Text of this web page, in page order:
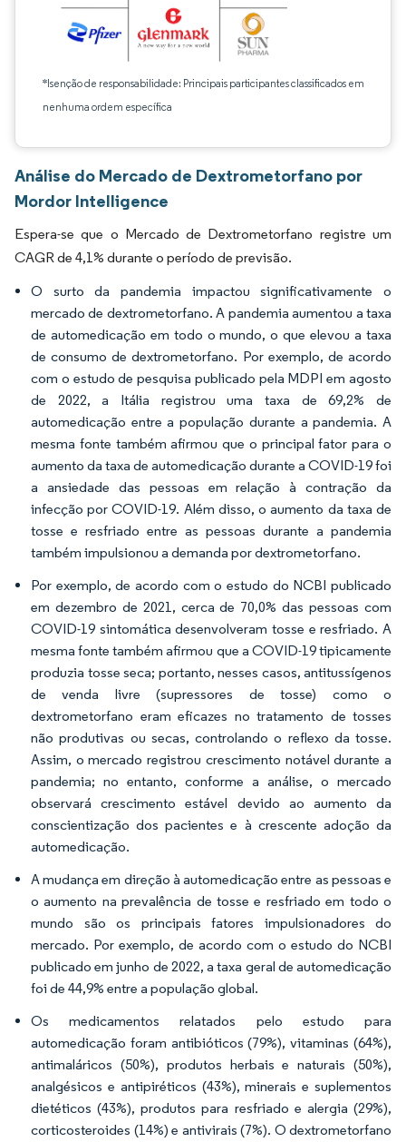
*Isenção de responsabilidade: Principais participantes classificados em
nenhuma ordem específica
Análise do Mercado de Dextrometorfano por
Mordor Intelligence
Espera-se que o Mercado de Dextrometorfano registre um
CAGR de 4,1% durante o período de previsão.
O surto da pandemia impactou significativamente o
mercado de dextrometorfano. A pandemia aumentou a taxa
de automedicação em todo o mundo, o que elevou a taxa
de consumo de dextrometorfano. Por exemplo, de acordo
com o estudo de pesquisa publicado pela MDPI em agosto
de 2022, a Itália registrou uma taxa de 69,2% de
automedicação entre a população durante a pandemia. A
mesma fonte também afirmou que o principal fator para o
aumento da taxa de automedicação durante a COVID-19 foi
a ansiedade das pessoas em relação à contração da
infecção por COVID-19. Além disso, o aumento da taxa de
tosse e resfriado entre as pessoas durante a pandemia
também impulsionou a demanda por dextrometorfano.
Por exemplo, de acordo com o estudo do NCBI publicado
em dezembro de 2021, cerca de 70,0% das pessoas com
COVID-19 sintomática desenvolveram tosse e resfriado. A
mesma fonte também afirmou que a COVID-19 tipicamente
produzia tosse seca; portanto, nesses casos, antitussígenos
de venda livre (supressores de tosse) como o
dextrometorfano eram eficazes no tratamento de tosses
não produtivas ou secas, controlando o reflexo da tosse.
Assim, o mercado registrou crescimento notável durante a
pandemia; no entanto, conforme a análise, o mercado
observará crescimento estável devido ao aumento da
conscientização dos pacientes e à crescente adoção da
automedicação.
A mudança em direção à automedicação entre as pessoas e
o aumento na prevalência de tosse e resfriado em todo o
mundo são os principais fatores impulsionadores do
mercado. Por exemplo, de acordo com o estudo do NCBI
publicado em junho de 2022, a taxa geral de automedicação
foi de 44,9% entre a população global.
Os medicamentos relatados pelo estudo para
automedicação foram antibióticos (79%), vitaminas (64%),
antimaláricos (50%), produtos herbais e naturais (50%),
analgésicos e antipiréticos (43%), minerais e suplementos
dietéticos (43%), produtos para resfriado e alergia (29%),
corticosteroides (14%) e antivirais (7%). O dextrometorfano